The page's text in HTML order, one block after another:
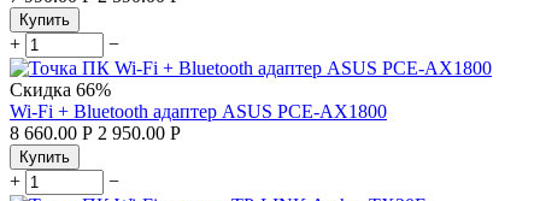
Купить
+ −
Скидка 66%
Wi-Fi + Bluetooth адаптер ASUS PCE-AX1800
8 660.00 Р 2 950.00 Р
Купить
+ −